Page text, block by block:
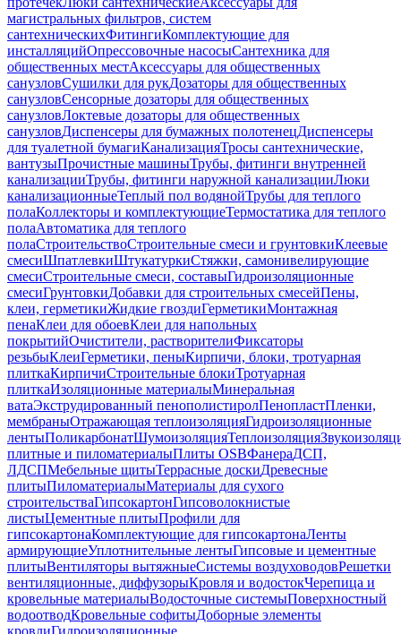
магистральных фильтров, систем
сантехническихФитингиКомплектующие для
инсталляцийОпрессовочные насосыСантехника для
общественных местАксессуары для общественных
санузловСушилки для рукДозаторы для общественных
санузловСенсорные дозаторы для общественных
санузловЛоктевые дозаторы для общественных
санузловДиспенсеры для бумажных полотенецДиспенсеры
для туалетной бумагиКанализацияТросы сантехнические,
вантузыПрочистные машиныТрубы, фитинги внутренней
канализацииТрубы, фитинги наружной канализацииЛюки
канализационныеТеплый пол водянойТрубы для теплого
полаКоллекторы и комплектующиеТермостатика для теплого
полаАвтоматика для теплого
полаСтроительствоСтроительные смеси и грунтовкиКлеевые
смесиШпатлевкиШтукатуркиСтяжки, самонивелирующие
смесиСтроительные смеси, составыГидроизоляционные
смесиГрунтовкиДобавки для строительных смесейПены,
клеи, герметикиЖидкие гвоздиГерметикиМонтажная
пенаКлеи для обоевКлеи для напольных
покрытийОчистители, растворителиФиксаторы
резьбыКлеиГерметики, пеныКирпичи, блоки, тротуарная
плиткаКирпичиСтроительные блокиТротуарная
плиткаИзоляционные материалыМинеральная
ватаЭкструдированный пенополистиролПенопластПленки,
мембраныОтражающая теплоизоляцияГидроизоляционные
лентыПоликарбонатШумоизоляцияТеплоизоляция
плитные и пиломатериалыПлиты OSBФанераДСП,
ЛДСПМебельные щитыТеррасные доскиДревесные
плитыПиломатериалыМатериалы для сухого
строительстваГипсокартонГипсоволокнистые
листыЦементные плитыПрофили для
гипсокартонаКомплектующие для гипсокартонаЛенты
армирующиеУплотнительные лентыГипсовые и цементные
плитыВентиляторы вытяжныеСистемы воздуховодовРешетки
вентиляционные, диффузорыКровля и водостокЧерепица и
кровельные материалыВодосточные системыПоверхностный
водоотводКровельные софитыДоборные элементы
кровлиГидроизоляционные